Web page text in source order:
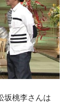
坂桃李さんは